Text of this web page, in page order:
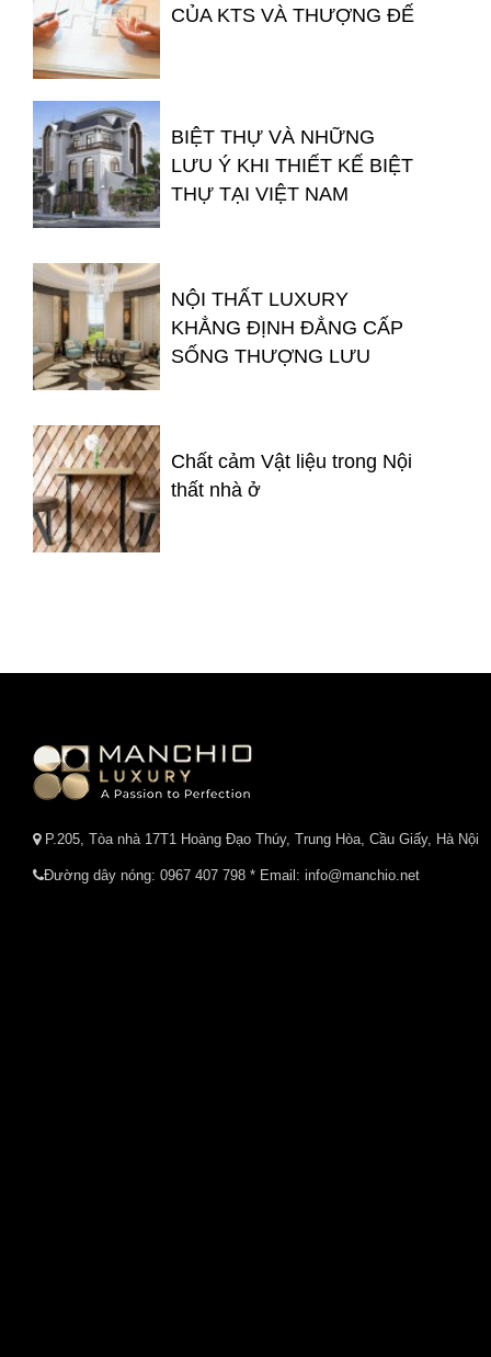
CỦA KTS VÀ THƯỢNG ĐẾ
BIỆT THỰ VÀ NHỮNG
LƯU Ý KHI THIẾT KẾ BIỆT
THỰ TẠI VIỆT NAM
NỘI THẤT LUXURY
KHẲNG ĐỊNH ĐẲNG CẤP
SỐNG THƯỢNG LƯU
Chất cảm Vật liệu trong Nội
thất nhà ở
P.205, Tòa nhà 17T1 Hoàng Đạo Thúy, Trung Hòa, Cầu Giấy, Hà Nội
Đường dây nóng: 0967 407 798 * Email: info@manchio.net